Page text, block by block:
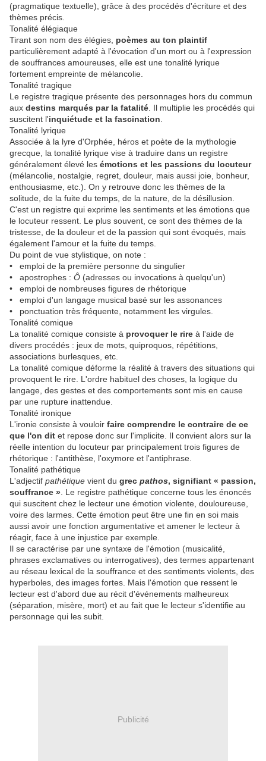
(pragmatique textuelle), grâce à des procédés d'écriture et des
thèmes précis.
Tonalité élégiaque
Tirant son nom des élégies, poèmes au ton plaintif
particulièrement adapté à l'évocation d'un mort ou à l'expression
de souffrances amoureuses, elle est une tonalité lyrique
fortement empreinte de mélancolie.
Tonalité tragique
Le registre tragique présente des personnages hors du commun
aux destins marqués par la fatalité . Il multiplie les procédés qui
suscitent l'inquiétude et la fascination
Tonalité lyrique
Associée à la lyre d'Orphée, héros et poète de la mythologie
grecque, la tonalité lyrique vise à traduire dans un registre
généralement élevé les émotions et les passions du locuteur
(mélancolie, nostalgie, regret, douleur, mais aussi joie, bonheur,
enthousiasme, etc.). On y retrouve donc les thèmes de la
solitude, de la fuite du temps, de la nature, de la désillusion.
C'est un registre qui exprime les sentiments et les émotions que
le locuteur ressent. Le plus souvent, ce sont des thèmes de la
tristesse, de la douleur et de la passion qui sont évoqués, mais
également l'amour et la fuite du temps.
Du point de vue stylistique, on note :
• emploi de la première personne du singulier
• apostrophes : Ô (adresses ou invocations à quelqu'un)
• emploi de nombreuses figures de rhétorique
• emploi d'un langage musical basé sur les assonances
• ponctuation très fréquente, notamment les virgules.
Tonalité comique
La tonalité comique consiste à provoquer le rire à l'aide de
divers procédés : jeux de mots, quiproquos, répétitions,
associations burlesques, etc.
La tonalité comique déforme la réalité à travers des situations qui
provoquent le rire. L'ordre habituel des choses, la logique du
langage, des gestes et des comportements sont mis en cause
par une rupture inattendue.
Tonalité ironique
L'ironie consiste à vouloir faire comprendre le contraire de ce
que l'on dit et repose donc sur l'implicite. Il convient alors sur la
réelle intention du locuteur par principalement trois figures de
rhétorique : l'antithèse, l'oxymore et l'antiphrase.
Tonalité pathétique
L'adjectif pathétique vient du grec pathos, signifiant « passion,
souffrance » . Le registre pathétique concerne tous les énoncés
qui suscitent chez le lecteur une émotion violente, douloureuse,
voire des larmes. Cette émotion peut être une fin en soi mais
aussi avoir une fonction argumentative et amener le lecteur à
réagir, face à une injustice par exemple.
Il se caractérise par une syntaxe de l'émotion (musicalité,
phrases exclamatives ou interrogatives), des termes appartenant
au réseau lexical de la souffrance et des sentiments violents, des
hyperboles, des images fortes. Mais l'émotion que ressent le
lecteur est d'abord due au récit d'événements malheureux
(séparation, misère, mort) et au fait que le lecteur s'identifie au
personnage qui les subit.
Publicité